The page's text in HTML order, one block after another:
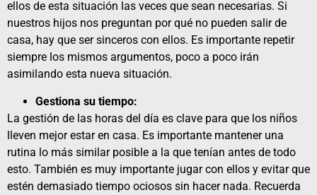
ellos de esta situación las veces que sean necesarias. Si
nuestros hijos nos preguntan por qué no pueden salir de
casa, hay que ser sinceros con ellos. Es importante repetir
siempre los mismos argumentos, poco a poco irán
asimilando esta nueva situación.
Gestiona su tiempo:
La gestión de las horas del día es clave para que los niños
lleven mejor estar en casa. Es importante mantener una
rutina lo más similar posible a la que tenían antes de todo
esto. También es muy importante jugar con ellos y evitar que
estén demasiado tiempo ociosos sin hacer nada. Recuerda